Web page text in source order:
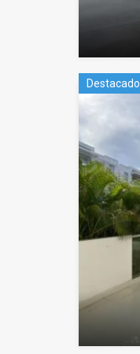
Destacado